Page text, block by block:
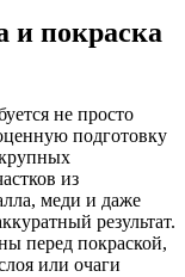
и покраска
не просто
подготовку
из
меди и даже
результат.
перед покраской,
или очаги